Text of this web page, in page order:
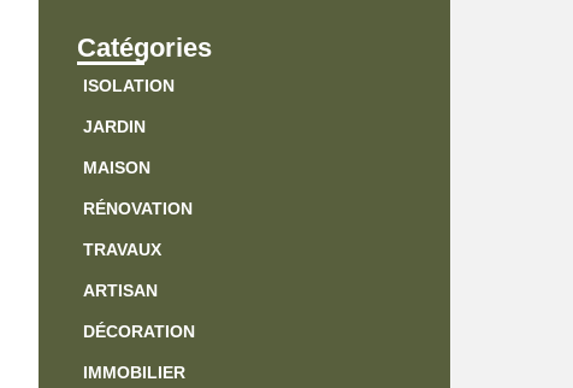
Catégories
ISOLATION
JARDIN
MAISON
RÉNOVATION
TRAVAUX
ARTISAN
DÉCORATION
IMMOBILIER